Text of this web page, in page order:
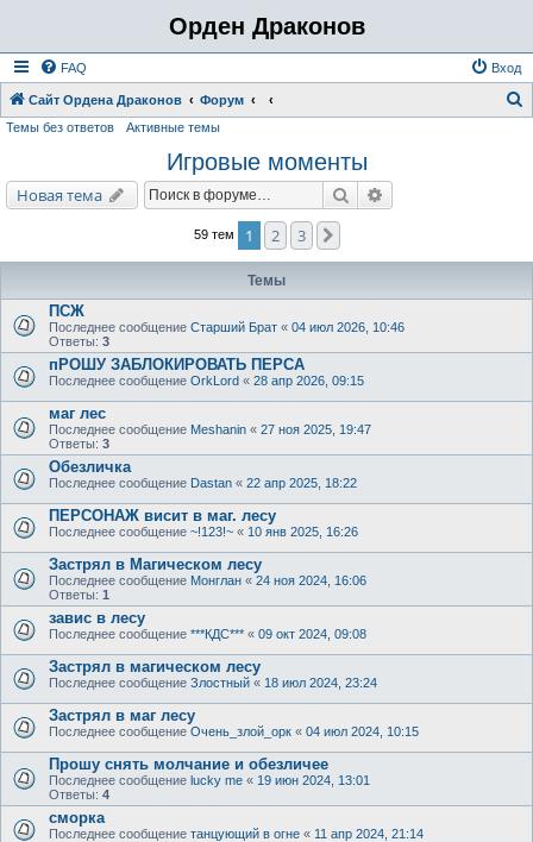
Орден Драконов
FAQ Вход
Сайт Ордена Драконов Форум
Темы без ответов Активные темы
Игровые моменты
Новая тема Поиск
59 тем 1 2 3
Темы
ПСЖ
Последнее сообщение Старший Брат « 04 июл 2026, 10:46
Ответы: 3
пРОШУ ЗАБЛОКИРОВАТЬ ПЕРСА
Последнее сообщение OrkLord « 28 апр 2026, 09:15
маг лес
Последнее сообщение Meshanin « 27 ноя 2025, 19:47
Ответы: 3
Обезличка
Последнее сообщение Dastan « 22 апр 2025, 18:22
ПЕРСОНАЖ висит в маг. лесу
Последнее сообщение ~!123!~ « 10 янв 2025, 16:26
Застрял в Магическом лесу
Последнее сообщение Монглан « 24 ноя 2024, 16:06
Ответы: 1
завис в лесу
Последнее сообщение ***КДС*** « 09 окт 2024, 09:08
Застрял в магическом лесу
Последнее сообщение Злостный « 18 июл 2024, 23:24
Застрял в маг лесу
Последнее сообщение Очень_злой_орк « 04 июл 2024, 10:15
Прошу снять молчание и обезличее
Последнее сообщение lucky me « 19 июн 2024, 13:01
Ответы: 4
сморка
Последнее сообщение танцующий в огне « 11 апр 2024, 21:14